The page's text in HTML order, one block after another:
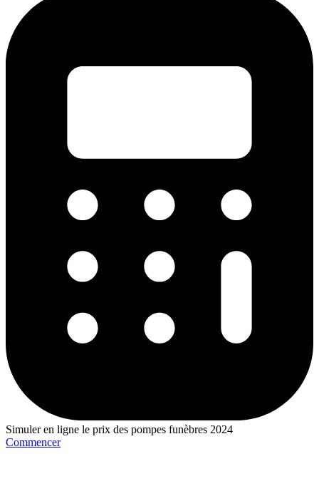
Simuler en ligne le prix des pompes funèbres 2024
Commencer